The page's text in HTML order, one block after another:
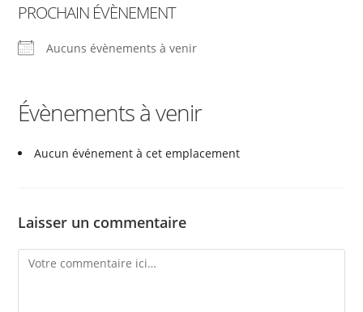
PROCHAIN ÉVÈNEMENT
Aucuns évènements à venir
Évènements à venir
Aucun événement à cet emplacement
Laisser un commentaire